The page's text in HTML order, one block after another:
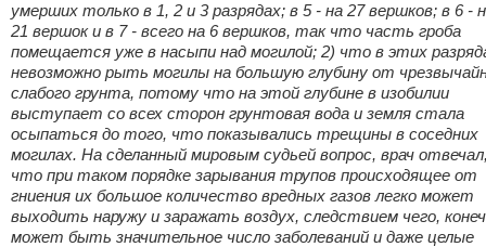
умерших только в 1, 2 и 3 разрядах; в 5 - на 27 вершков; в 6 -
21 вершок и в 7 - всего на 6 вершков, так что часть гроба
помещается уже в насыпи над могилой; 2) что в этих
невозможно рыть могилы на большую глубину от
слабого грунта, потому что на этой глубине в изобилии
выступает со всех сторон грунтовая вода и земля стала
осыпаться до того, что показывались трещины в соседних
могилах. На сделанный мировым судьей вопрос, врач
что при таком порядке зарывания трупов происходящее от
гниения их большое количество вредных газов легко может
выходить наружу и заражать воздух, следствием чего,
может быть значительное число заболеваний и даже целые